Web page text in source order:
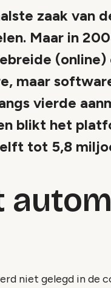
zaak van
Maar in
(online)
maar
vierde
blikt het
tot 5,8
niet gelegd in de